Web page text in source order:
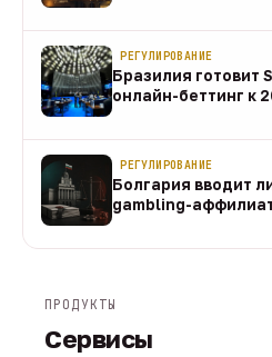
РЕГУЛИРОВАНИЕ
Бразилия готовит
онлайн-беттинг к
РЕГУЛИРОВАНИЕ
Болгария вводит
gambling-
ПРОДУКТЫ
Сервисы